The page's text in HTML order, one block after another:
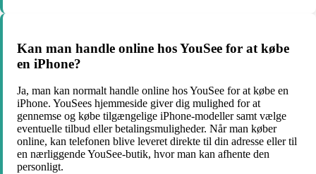
Kan man handle online hos YouSee for at købe
en iPhone?
Ja, man kan normalt handle online hos YouSee for at købe en
iPhone. YouSees hjemmeside giver dig mulighed for at
gennemse og købe tilgængelige iPhone-modeller samt vælge
eventuelle tilbud eller betalingsmuligheder. Når man køber
online, kan telefonen blive leveret direkte til din adresse eller til
en nærliggende YouSee-butik, hvor man kan afhente den
personligt.